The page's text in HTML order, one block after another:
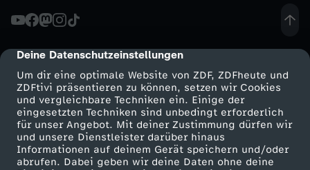
cmp-dialog-description
Deine Datenschutzeinstellungen
Um dir eine optimale Website von ZDF, ZDFheute und
ZDFtivi präsentieren zu können, setzen wir Cookies
und vergleichbare Techniken ein. Einige der
eingesetzten Techniken sind unbedingt erforderlich
für unser Angebot. Mit deiner Zustimmung dürfen wir
und unsere Dienstleister darüber hinaus
Informationen auf deinem Gerät speichern und/oder
abrufen. Dabei geben wir deine Daten ohne deine
s
i
c
h
j
Mehr ZDF
ZDF-Apps
Service
ZDFmitreden